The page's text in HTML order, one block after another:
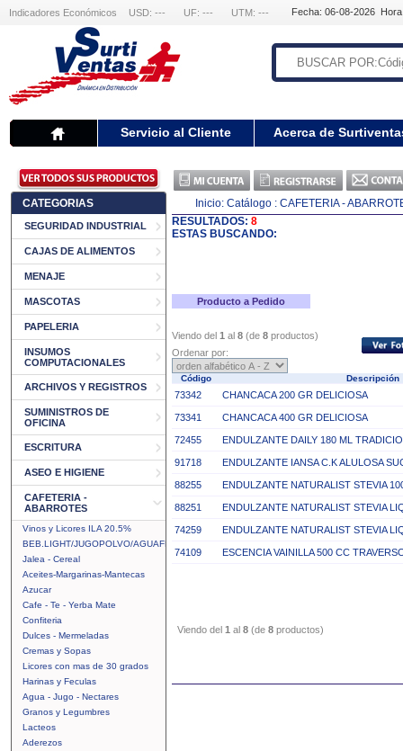
Indicadores Económicos USD: --- UF: --- UTM: --- Fecha: 06-08-2026
Servicio al Cliente Acerca de
CATEGORIAS
SEGURIDAD INDUSTRIAL
CAJAS DE ALIMENTOS
MENAJE
MASCOTAS
PAPELERIA
INSUMOS
COMPUTACIONALES
ARCHIVOS Y REGISTROS
SUMINISTROS DE
OFICINA
ESCRITURA
ASEO E HIGIENE
CAFETERIA -
ABARROTES
Vinos y Licores ILA 20.5%
BEB.LIGHT/JUGOPOLVO/AGUAFRUTAL
Jalea - Cereal
Aceites-Margarinas-Mantecas
Azucar
Cafe - Te - Yerba Mate
Confiteria
Dulces - Mermeladas
Cremas y Sopas
Licores con mas de 30 grados
Harinas y Feculas
Agua - Jugo - Nectares
Granos y Legumbres
Lacteos
Aderezos
Inicio: Catálogo : CAFETERIA -
RESULTADOS: 8
ESTAS BUSCANDO:
Producto a Pedido
Viendo del 1 al 8 (de 8 productos)
Ordenar por:
Código
73342 CHANCACA 200 GR DELICIOSA
73341 CHANCACA 400 GR DELICIOSA
72455 ENDULZANTE DAILY 180 ML
91718 ENDULZANTE IANSA C.K ALULOSA
88255 ENDULZANTE NATURALIST STEVIA
88251 ENDULZANTE NATURALIST STEVIA
74259 ENDULZANTE NATURALIST STEVIA
74109 ESCENCIA VAINILLA 500 CC
Viendo del 1 al 8 (de 8 productos)